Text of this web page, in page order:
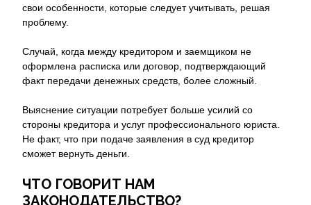
свои особенности, которые следует учитывать, решая
проблему.
Случай, когда между кредитором и заемщиком не
оформлена расписка или договор, подтверждающий
факт передачи денежных средств, более сложный.
Выяснение ситуации потребует больше усилий со
стороны кредитора и услуг профессионального юриста.
Не факт, что при подаче заявления в суд кредитор
сможет вернуть деньги.
ЧТО ГОВОРИТ НАМ
ЗАКОНОДАТЕЛЬСТВО?